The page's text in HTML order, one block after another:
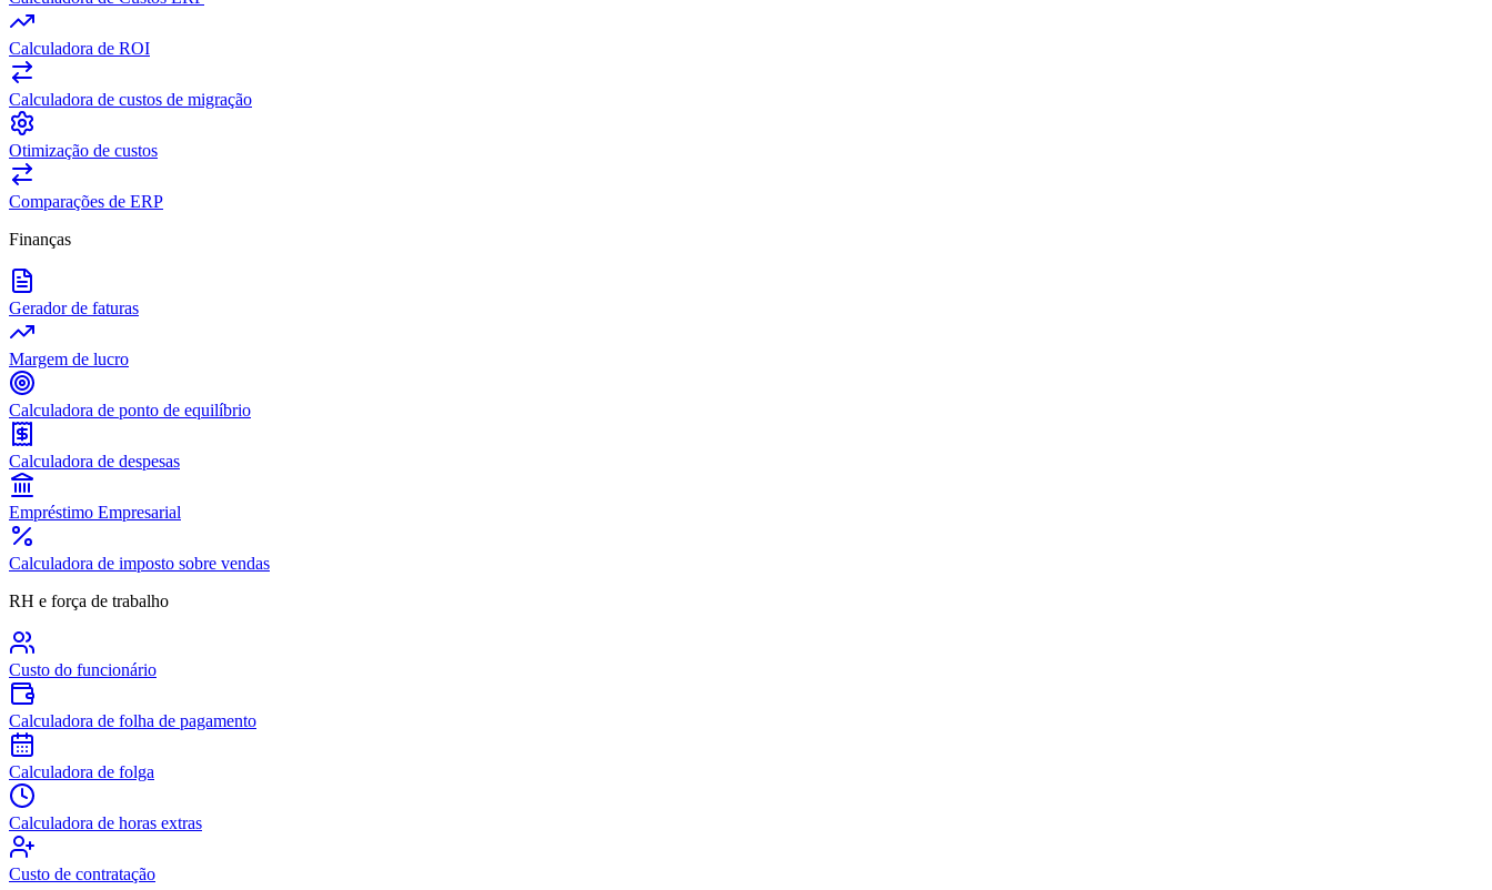
Calculadora de ROI
Calculadora de custos de migração
Otimização de custos
Comparações de ERP
Finanças
Gerador de faturas
Margem de lucro
Calculadora de ponto de equilíbrio
Calculadora de despesas
Empréstimo Empresarial
Calculadora de imposto sobre vendas
RH e força de trabalho
Custo do funcionário
Calculadora de folha de pagamento
Calculadora de folga
Calculadora de horas extras
Custo de contratação